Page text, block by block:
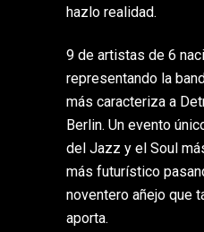
hazlo realidad.
9 de artistas de 6
representando la
más caracteriza a
Berlin. Un evento
del Jazz y el Soul
más futurístico
noventero añejo que
aporta.